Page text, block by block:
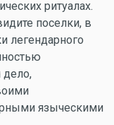
ритуалах.
поселки, в
легендарного
дело,
языческими